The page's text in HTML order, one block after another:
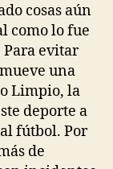
cosas aún
como lo fue
evitar
una
Limpio, la
deporte a
fútbol. Por
de